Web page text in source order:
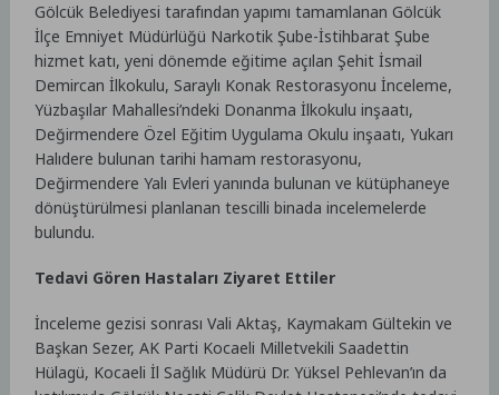
Gölcük Belediyesi tarafından yapımı tamamlanan Gölcük
İlçe Emniyet Müdürlüğü Narkotik Şube-İstihbarat Şube
hizmet katı, yeni dönemde eğitime açılan Şehit İsmail
Demircan İlkokulu, Saraylı Konak Restorasyonu İnceleme,
Yüzbaşılar Mahallesi’ndeki Donanma İlkokulu inşaatı,
Değirmendere Özel Eğitim Uygulama Okulu inşaatı, Yukarı
Halıdere bulunan tarihi hamam restorasyonu,
Değirmendere Yalı Evleri yanında bulunan ve kütüphaneye
dönüştürülmesi planlanan tescilli binada incelemelerde
bulundu.
Tedavi Gören Hastaları Ziyaret Ettiler
İnceleme gezisi sonrası Vali Aktaş, Kaymakam Gültekin ve
Başkan Sezer, AK Parti Kocaeli Milletvekili Saadettin
Hülagü, Kocaeli İl Sağlık Müdürü Dr. Yüksel Pehlevan’ın da